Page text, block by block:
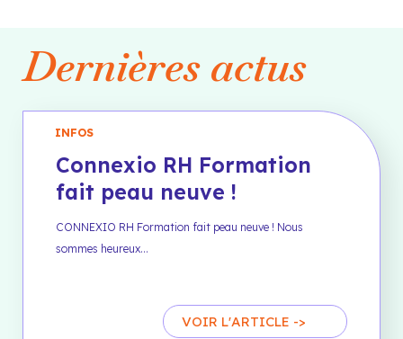
Dernières actus
INFOS
Connexio RH Formation
fait peau neuve !
CONNEXIO RH Formation fait peau neuve ! Nous
sommes heureux…
VOIR L'ARTICLE ->